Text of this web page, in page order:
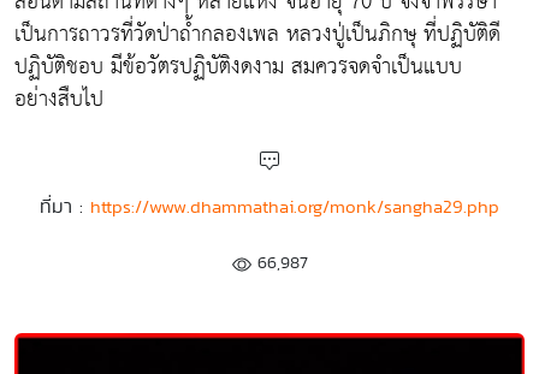
เป็นการถาวรที่วัดป่าถ้ำกลองเพล หลวงปู่เป็นภิกษุ ที่ปฏิบัติดี
ปฏิบัติชอบ มีข้อวัตรปฏิบัติงดงาม สมควรจดจำเป็นแบบ
อย่างสืบไป
ที่มา : https://www.dhammathai.org/monk/sangha29.php
66,987